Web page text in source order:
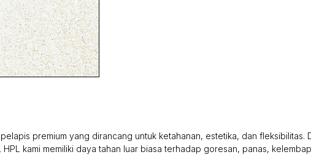
premium yang dirancang untuk ketahanan, estetika, dan
kami memiliki daya tahan luar biasa terhadap goresan, panas,